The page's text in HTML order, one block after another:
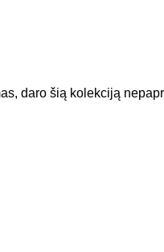
daro šią kolekciją